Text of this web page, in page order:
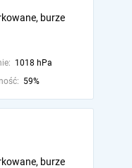
burze
1018 hPa
59%
burze